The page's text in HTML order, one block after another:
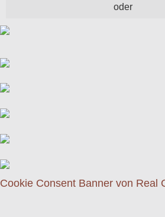
oder
Cookie Consent Banner von Real